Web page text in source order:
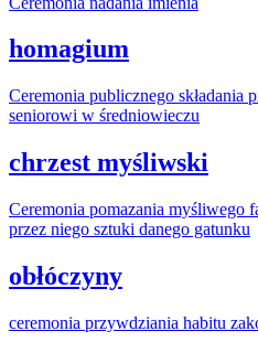
homagium
Ceremonia publicznego składania
seniorowi w średniowieczu
chrzest myśliwski
Ceremonia pomazania myśliwego
przez niego sztuki danego gatunku
obłóczyny
ceremonia przywdziania habitu